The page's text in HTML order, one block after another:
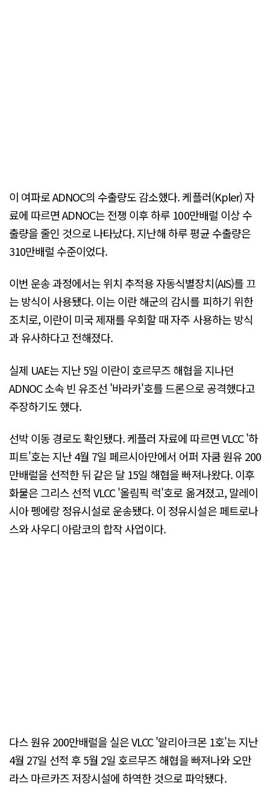
이 여파로 ADNOC의 수출량도 감소했다. 케플러(Kpler) 자
료에 따르면 ADNOC는 전쟁 이후 하루 100만배럴 이상 수
출량을 줄인 것으로 나타났다. 지난해 하루 평균 수출량은
310만배럴 수준이었다.
이번 운송 과정에서는 위치 추적용 자동식별장치(AIS)를 끄
는 방식이 사용됐다. 이는 이란 해군의 감시를 피하기 위한
조치로, 이란이 미국 제재를 우회할 때 자주 사용하는 방식
과 유사하다고 전해졌다.
실제 UAE는 지난 5일 이란이 호르무즈 해협을 지나던
ADNOC 소속 빈 유조선 '바라카'호를 드론으로 공격했다고
주장하기도 했다.
선박 이동 경로도 확인됐다. 케플러 자료에 따르면 VLCC '하
피트'호는 지난 4월 7일 페르시아만에서 어퍼 자쿰 원유 200
만배럴을 선적한 뒤 같은 달 15일 해협을 빠져나왔다. 이후
화물은 그리스 선적 VLCC '올림픽 럭'호로 옮겨졌고, 말레이
시아 펭에랑 정유시설로 운송됐다. 이 정유시설은 페트로나
스와 사우디 아람코의 합작 사업이다.
다스 원유 200만배럴을 실은 VLCC '알리아크몬 1호'는 지난
4월 27일 선적 후 5월 2일 호르무즈 해협을 빠져나와 오만
라스 마르카즈 저장시설에 하역한 것으로 파악됐다.